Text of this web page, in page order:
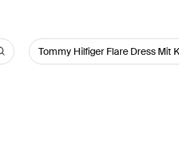
Tommy Hilfiger Flare Dress Mit